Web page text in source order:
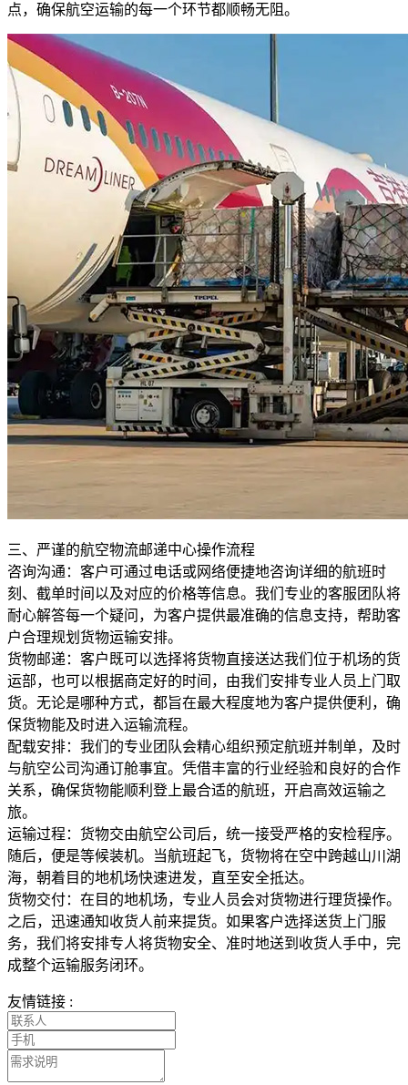
点，确保航空运输的每一个环节都顺畅无阻。
三、严谨的航空物流邮递中心操作流程
咨询沟通：客户可通过电话或网络便捷地咨询详细的航班时
刻、截单时间以及对应的价格等信息。我们专业的客服团队将
耐心解答每一个疑问，为客户提供最准确的信息支持，帮助客
户合理规划货物运输安排。
货物邮递：客户既可以选择将货物直接送达我们位于机场的货
运部，也可以根据商定好的时间，由我们安排专业人员上门取
货。无论是哪种方式，都旨在最大程度地为客户提供便利，确
保货物能及时进入运输流程。
配载安排：我们的专业团队会精心组织预定航班并制单，及时
与航空公司沟通订舱事宜。凭借丰富的行业经验和良好的合作
关系，确保货物能顺利登上最合适的航班，开启高效运输之
旅。
运输过程：货物交由航空公司后，统一接受严格的安检程序。
随后，便是等候装机。当航班起飞，货物将在空中跨越山川湖
海，朝着目的地机场快速进发，直至安全抵达。
货物交付：在目的地机场，专业人员会对货物进行理货操作。
之后，迅速通知收货人前来提货。如果客户选择送货上门服
务，我们将安排专人将货物安全、准时地送到收货人手中，完
成整个运输服务闭环。
友情链接 :